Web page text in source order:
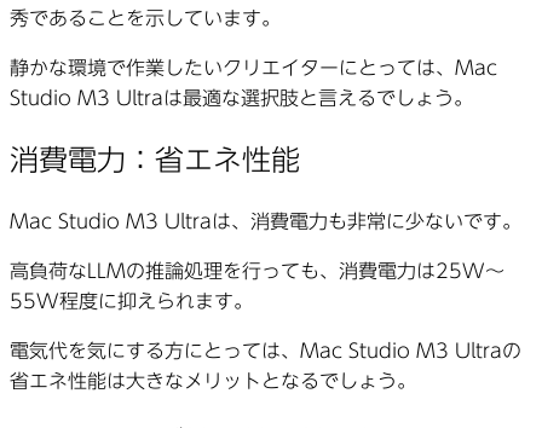
秀であることを示しています。
静かな環境で作業したいクリエイターにとっては、Mac
Studio M3 Ultraは最適な選択肢と言えるでしょう。
消費電力：省エネ性能
Mac Studio M3 Ultraは、消費電力も非常に少ないです。
高負荷なLLMの推論処理を行っても、消費電力は25W〜
55W程度に抑えられます。
電気代を気にする方にとっては、Mac Studio M3 Ultraの
省エネ性能は大きなメリットとなるでしょう。